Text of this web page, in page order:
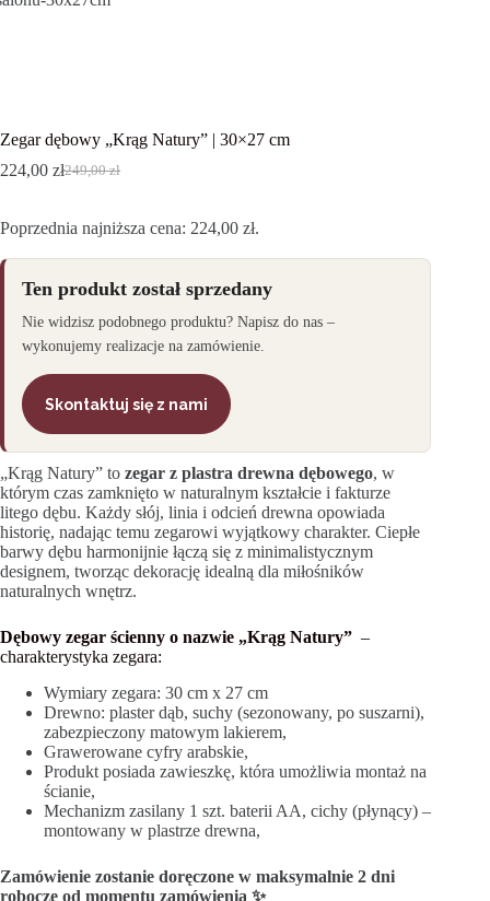
Zegar dębowy „Krąg Natury” | 30×27 cm
249,00zł
Pierwotna
wynosiła:
249,00 zł.
224,00 złAktualna
wynosi:
224,00 zł.
Poprzednia najniższa cena: 224,00 zł.
Ten produkt został sprzedany
Nie widzisz podobnego produktu? Napisz do nas –
wykonujemy realizacje na zamówienie.
Skontaktuj się z nami
„Krąg Natury” to zegar z plastra drewna dębowego, w
którym czas zamknięto w naturalnym kształcie i fakturze
litego dębu. Każdy słój, linia i odcień drewna opowiada
historię, nadając temu zegarowi wyjątkowy charakter. Ciepłe
barwy dębu harmonijnie łączą się z minimalistycznym
designem, tworząc dekorację idealną dla miłośników
naturalnych wnętrz.
Dębowy zegar ścienny o nazwie „Krąg Natury” –
charakterystyka zegara:
Wymiary zegara: 30 cm x 27 cm
Drewno: plaster dąb, suchy (sezonowany, po suszarni),
zabezpieczony matowym lakierem,
Grawerowane cyfry arabskie,
Produkt posiada zawieszkę, która umożliwia montaż na
ścianie,
Mechanizm zasilany 1 szt. baterii AA, cichy (płynący) –
montowany w plastrze drewna,
Zamówienie zostanie doręczone w maksymalnie 2 dni
robocze od momentu zamówienia ✨